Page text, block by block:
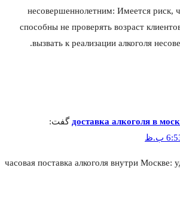
несовершеннолетним: Имеется риск,
способны не проверять возраст
вызвать к реализации алкоголя
доставка алкоголя в گفت:
24-часовая поставка алкоголя внутри Москве: